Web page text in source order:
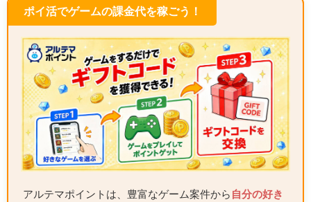
ポイ活でゲームの課金代を稼ごう！
アルテマポイントは、豊富なゲーム案件から 自分の好き